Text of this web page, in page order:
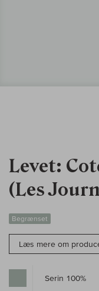
Levet:
(Les
Begrænset
Læs mere om
Serin 100%